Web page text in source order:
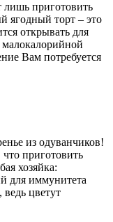
лишь приготовить
ягодный торт – это
открывать для
Вам потребуется
из одуванчиков!
что приготовить
хозяйка:
для иммунитета
ведь цветут